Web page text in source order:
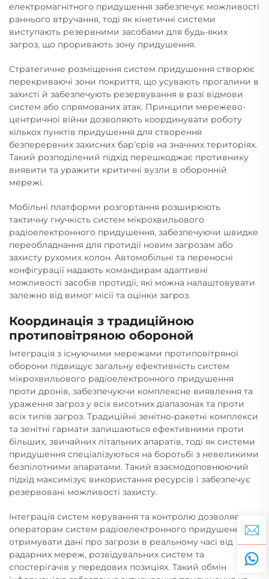
електромагнітного придушення забезпечує можливості
раннього втручання, тоді як кінетичні системи
виступають резервними засобами для будь-яких
загроз, що проривають зону придушення.
Стратегичне розміщення систем придушення створює
перекриваючі зони покриття, що усувають прогалини в
захисті й забезпечують резервування в разі відмови
систем або спрямованих атак. Принципи мережево-
центричної війни дозволяють координувати роботу
кількох пунктів придушення для створення
безперервних захисних бар’єрів на значних територіях.
Такий розподілений підхід перешкоджає противнику
виявити та уражити критичні вузли в оборонній
мережі.
Мобільні платформи розгортання розширюють
тактичну гнучкість систем мікрохвильового
радіоелектронного придушення, забезпечуючи швидке
переобладнання для протидії новим загрозам або
захисту рухомих колон. Автомобільні та переносні
конфігурації надають командирам адаптивні
можливості засобів протидії, які можна налаштовувати
залежно від вимог місії та оцінки загроз.
Координація з традиційною
протиповітряною обороной
Інтеграція з існуючими мережами протиповітряної
оборони підвищує загальну ефективність систем
мікрохвильового радіоелектронного придушення
проти дронів, забезпечуючи комплексне виявлення та
ураження загроз у всіх висотних діапазонах та проти
всіх типів загроз. Традиційні зенітно-ракетні комплекси
та зенітні гармати залишаються ефективними проти
більших, звичайних літальних апаратів, тоді як системи
придушення спеціалізуються на боротьбі з невеликими
безпілотними апаратами. Такий взаємодоповнюючий
підхід максимізує використання ресурсів і забезпечує
резервовані можливості захисту.
Інтеграція систем керування та контролю дозволяє
операторам систем радіоелектронного придушення
отримувати дані про загрози в реальному часі від
радарних мереж, розвідувальних систем та
спостерігачів у передових позиціях. Такий обмін